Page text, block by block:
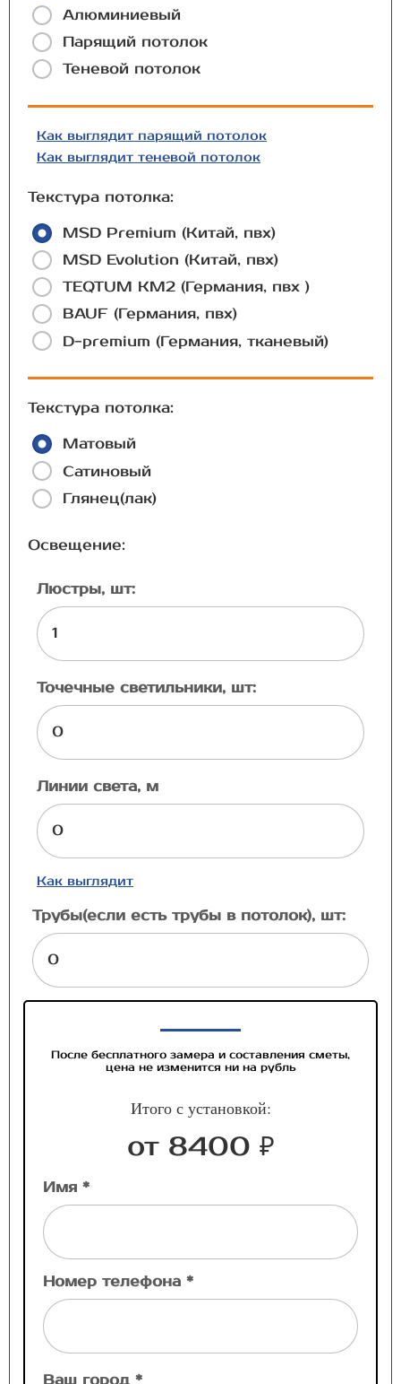
Алюминиевый
Парящий потолок
Теневой потолок
Как выглядит парящий потолок
Как выглядит теневой потолок
Текстура потолка:
MSD Premium (Китай, пвх)
MSD Evolution (Китай, пвх)
TEQTUM КМ2 (Германия, пвх )
BAUF (Германия, пвх)
D-premium (Германия, тканевый)
Текстура потолка:
Матовый
Сатиновый
Глянец(лак)
Освещение:
Люстры, шт:
Точечные светильники, шт:
Линии света, м
Как выглядит
Трубы(если есть трубы в потолок), шт:
После бесплатного замера и составления сметы,
цена не изменится ни на рубль
Итого с установкой:
от 8400 ₽
Имя *
Номер телефона *
Ваш город *